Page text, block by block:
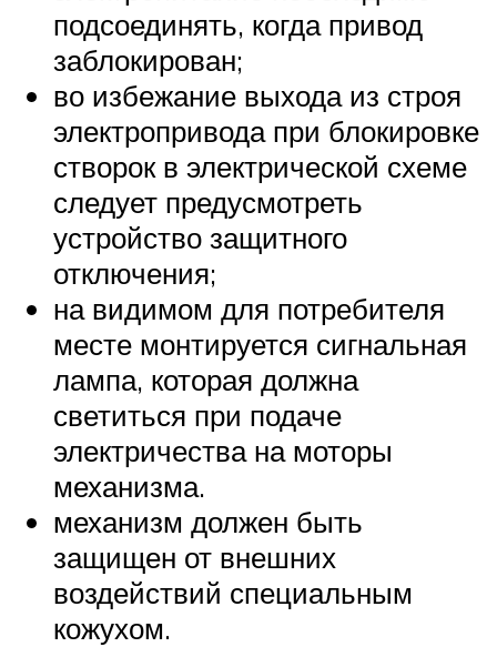
подсоединять, когда привод
заблокирован;
во избежание выхода из строя
электропривода при блокировке
створок в электрической схеме
следует предусмотреть
устройство защитного
отключения;
на видимом для потребителя
месте монтируется сигнальная
лампа, которая должна
светиться при подаче
электричества на моторы
механизма.
механизм должен быть
защищен от внешних
воздействий специальным
кожухом.